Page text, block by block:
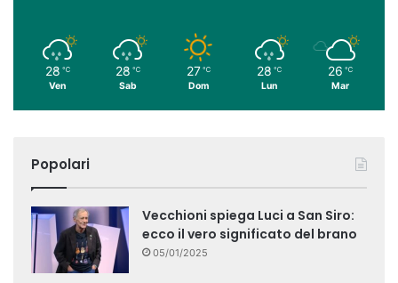
28 ℃
Ven
28 ℃
Sab
27 ℃
Dom
28 ℃
Lun
26 ℃
Mar
Popolari
Vecchioni spiega Luci a San Siro:
ecco il vero significato del brano
05/01/2025